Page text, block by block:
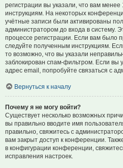
регистрации вы указали, что вам
инструкциям. На некоторых
учётные записи были активированы
администратором до входа в систему.
процессе регистрации. Если вам было
следуйте полученным инструкциям.
то возможно, что вы указали
заблокирован спам-фильтром. Если вы
адрес email, попробуйте связаться с
Вернуться к началу
Почему я не могу войти?
Существует несколько возможных
вы правильно вводите имя
правильно, свяжитесь с
вам закрыт доступ к конференции.
в конфигурации конференции,
исправления настроек.